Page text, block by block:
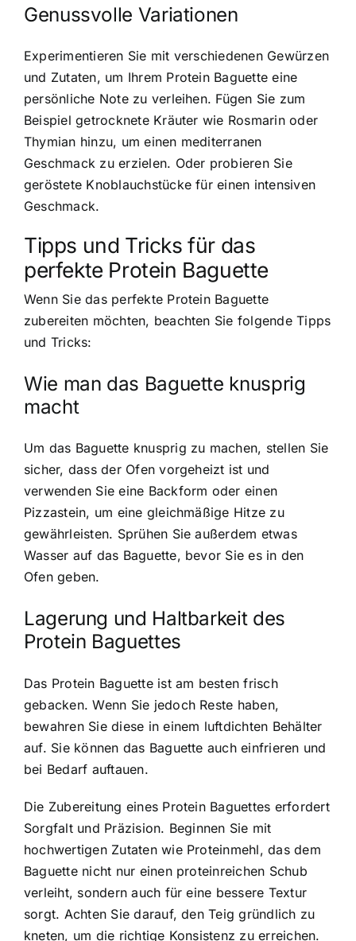
Genussvolle Variationen
Experimentieren Sie mit verschiedenen Gewürzen
und Zutaten, um Ihrem Protein Baguette eine
persönliche Note zu verleihen. Fügen Sie zum
Beispiel getrocknete Kräuter wie Rosmarin oder
Thymian hinzu, um einen mediterranen
Geschmack zu erzielen. Oder probieren Sie
geröstete Knoblauchstücke für einen intensiven
Geschmack.
Tipps und Tricks für das
perfekte Protein Baguette
Wenn Sie das perfekte Protein Baguette
zubereiten möchten, beachten Sie folgende Tipps
und Tricks:
Wie man das Baguette knusprig
macht
Um das Baguette knusprig zu machen, stellen Sie
sicher, dass der Ofen vorgeheizt ist und
verwenden Sie eine Backform oder einen
Pizzastein, um eine gleichmäßige Hitze zu
gewährleisten. Sprühen Sie außerdem etwas
Wasser auf das Baguette, bevor Sie es in den
Ofen geben.
Lagerung und Haltbarkeit des
Protein Baguettes
Das Protein Baguette ist am besten frisch
gebacken. Wenn Sie jedoch Reste haben,
bewahren Sie diese in einem luftdichten Behälter
auf. Sie können das Baguette auch einfrieren und
bei Bedarf auftauen.
Die Zubereitung eines Protein Baguettes erfordert
Sorgfalt und Präzision. Beginnen Sie mit
hochwertigen Zutaten wie Proteinmehl, das dem
Baguette nicht nur einen proteinreichen Schub
verleiht, sondern auch für eine bessere Textur
sorgt. Achten Sie darauf, den Teig gründlich zu
kneten, um die richtige Konsistenz zu erreichen.